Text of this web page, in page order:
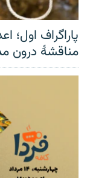
پاراگراف اول؛
مناقشهٔ درون